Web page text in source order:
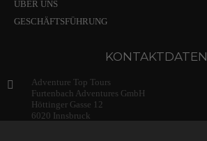
ÜBER UNS
GESCHÄFTSFÜHRUNG
KONTAKTDATEN
Adventure Top Tours
Furtenbach Adventures GmbH
Höttinger Gasse 12
6020 Innsbruck